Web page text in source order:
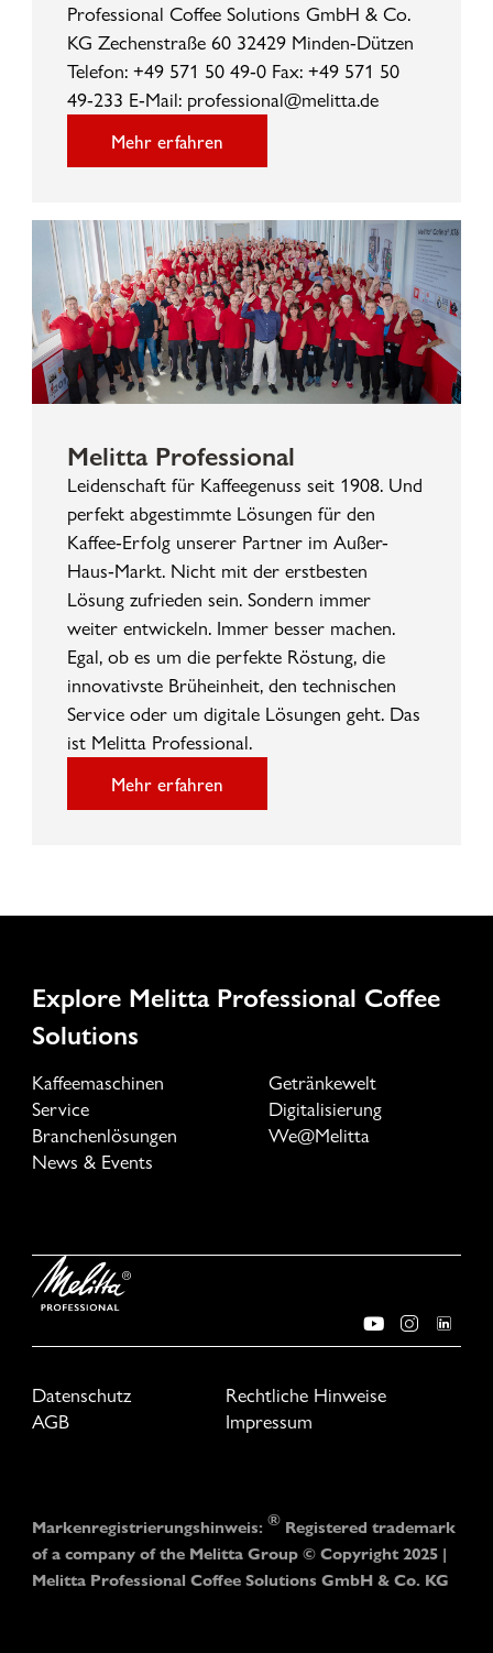
Professional Coffee Solutions GmbH & Co.
KG Zechenstraße 60 32429 Minden-Dützen
Telefon: +49 571 50 49-0 Fax: +49 571 50
49-233 E-Mail: professional@melitta.de
Mehr erfahren
Melitta Professional
Leidenschaft für Kaffeegenuss seit 1908. Und
perfekt abgestimmte Lösungen für den
Kaffee-Erfolg unserer Partner im Außer-
Haus-Markt. Nicht mit der erstbesten
Lösung zufrieden sein. Sondern immer
weiter entwickeln. Immer besser machen.
Egal, ob es um die perfekte Röstung, die
innovativste Brüheinheit, den technischen
Service oder um digitale Lösungen geht. Das
ist Melitta Professional.
Mehr erfahren
Explore Melitta Professional Coffee
Solutions
Kaffeemaschinen
Getränkewelt
Service
Digitalisierung
Branchenlösungen
We@Melitta
News & Events
Datenschutz
Rechtliche Hinweise
AGB
Impressum
Markenregistrierungshinweis: ® Registered trademark
of a company of the Melitta Group © Copyright 2025 |
Melitta Professional Coffee Solutions GmbH & Co. KG